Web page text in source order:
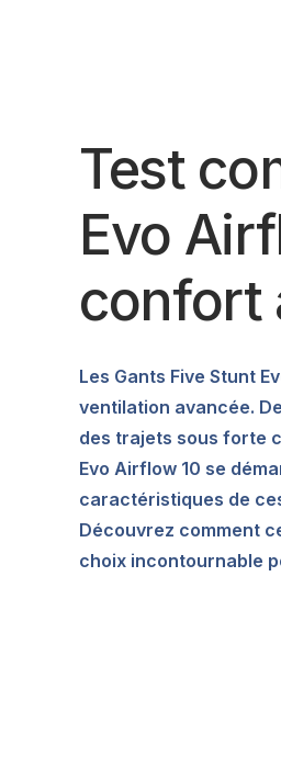
Test
Evo
confort
Les Gants Five Stunt
ventilation avancée.
des trajets sous forte
Evo Airflow 10 se
caractéristiques de
Découvrez comment
choix incontournable